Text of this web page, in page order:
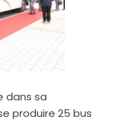
dans sa
produire 25 bus